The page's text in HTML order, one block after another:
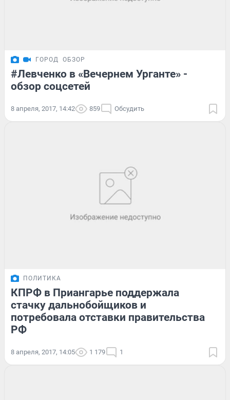
ГОРОД ОБЗОР
#Левченко в «Вечернем Урганте» -
обзор соцсетей
8 апреля, 2017, 14:42 859 Обсудить
ПОЛИТИКА
КПРФ в Приангарье поддержала
стачку дальнобойщиков и
потребовала отставки правительства
РФ
8 апреля, 2017, 14:05 1 179 1